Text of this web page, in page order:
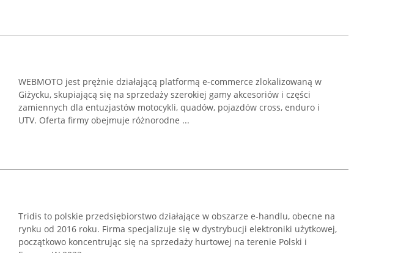
WEBMOTO jest prężnie działającą platformą e-commerce zlokalizowaną w
Giżycku, skupiającą się na sprzedaży szerokiej gamy akcesoriów i części
zamiennych dla entuzjastów motocykli, quadów, pojazdów cross, enduro i
UTV. Oferta firmy obejmuje różnorodne ...
Tridis to polskie przedsiębiorstwo działające w obszarze e-handlu, obecne na
rynku od 2016 roku. Firma specjalizuje się w dystrybucji elektroniki użytkowej,
początkowo koncentrując się na sprzedaży hurtowej na terenie Polski i